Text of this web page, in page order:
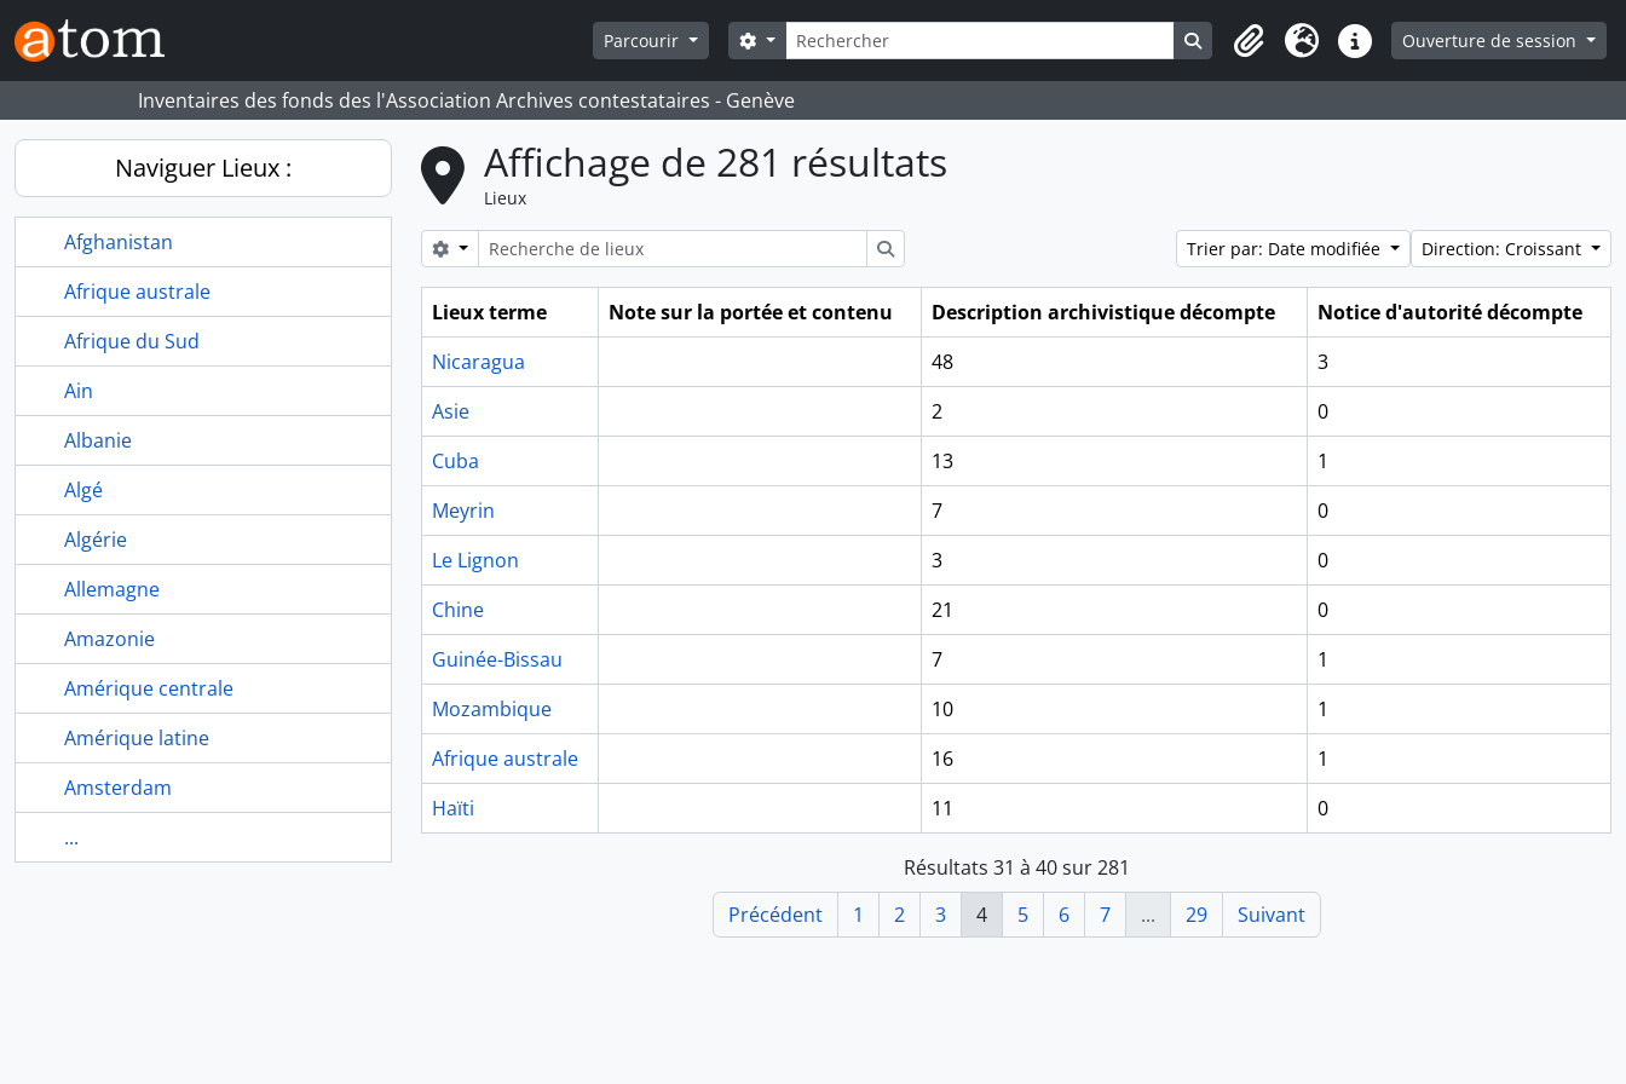
Skip to main content
Parcourir
Rechercher
Search options Search in browse page
Presse-papier
LangueLiens rapidesOuverture de session
Inventaires des fonds des l'Association Archives contestataires - Genève
Naviguer Lieux :
Afghanistan
Afrique australe
Afrique du Sud
Ain
Albanie
Algé
Algérie
Allemagne
Amazonie
Amérique centrale
Amérique latine
Amsterdam
...
Affichage de 281 résultats
Lieux
Search options Trier par: Date modifiée Direction: Croissant
Lieux terme Note sur la portée et contenu Description archivistique décompte
Notice d'autorité décompte
Nicaragua
48
3
Asie
2
0
Cuba
13
1
Meyrin
7
0
Le Lignon
3
0
Chine
21
0
Guinée-Bissau
7
1
Mozambique
10
1
Afrique australe
16
1
Haïti
11 0
Résultats 31 à 40 sur 281
Précédent
1 2 3 4 5 6 7 ... 29 Suivant